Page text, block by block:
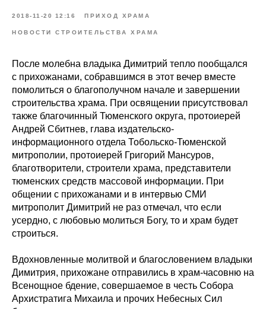
2018-11-20 12:16 ПРИХОД ХРАМА
НОВОСТИ СТРОИТЕЛЬСТВА ХРАМА
После молебна владыка Димитрий тепло пообщался
с прихожанами, собравшимся в этот вечер вместе
помолиться о благополучном начале и завершении
строительства храма. При освящении присутствовал
также благочинный Тюменского округа, протоиерей
Андрей Сбитнев, глава издательско-
информационного отдела Тобольско-Тюменской
митрополии, протоиерей Григорий Мансуров,
благотворители, строители храма, представители
тюменских средств массовой информации. При
общении с прихожанами и в интервью СМИ
митрополит Димитрий не раз отмечал, что если
усердно, с любовью молиться Богу, то и храм будет
строиться.
Вдохновленные молитвой и благословением владыки
Димитрия, прихожане отправились в храм-часовню на
Всенощное бдение, совершаемое в честь Собора
Архистратига Михаила и прочих Небесных Сил